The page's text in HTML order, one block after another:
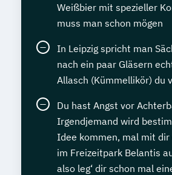
Weißbier mit spezieller
muss man schon mögen
In Leipzig spricht man
nach ein paar Gläsern
Allasch (Kümmellikör) du
Du hast Angst vor
Irgendjemand wird
Idee kommen, mal mit dir
im Freizeitpark Belantis
also leg‘ dir schon mal